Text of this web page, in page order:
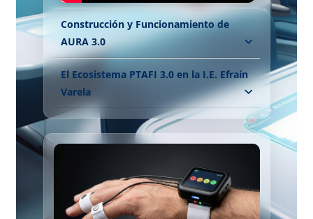
Construcción y Funcionamiento de
AURA 3.0
El Ecosistema PTAFI 3.0 en la I.E. Efraín
Varela